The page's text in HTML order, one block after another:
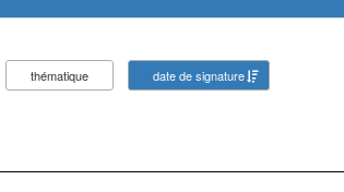
thématique
date de signature